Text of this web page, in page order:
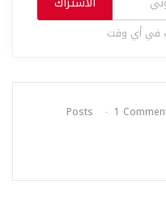
في أي وقت
1